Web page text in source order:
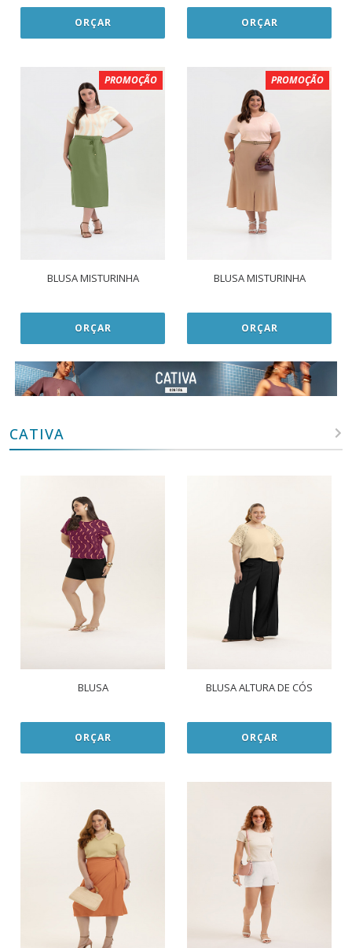
ORÇAR ORÇAR
PROMOÇÃO
BLUSA MISTURINHA
ORÇAR
PROMOÇÃO
BLUSA MISTURINHA
ORÇAR
CATIVA
BLUSA
ORÇAR
BLUSA ALTURA DE CÓS
ORÇAR